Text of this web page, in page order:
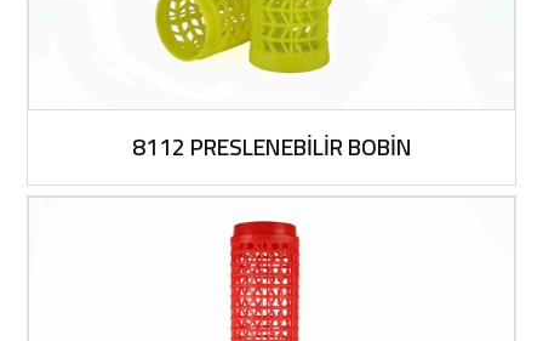
8112 PRESLENEBİLİR BOBİN